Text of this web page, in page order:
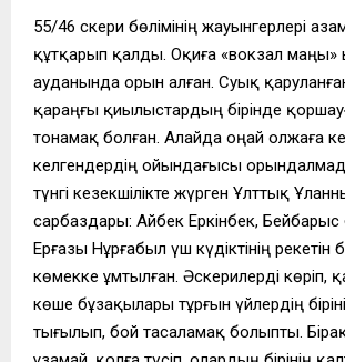
55/46 әскери бөлімінің жауынгерлері
құтқарып қалды. Оқиға «вокзал
ауданында орын алған. Суық қаруланған
қараңғы қиылыстардың бірінде
тонамақ болған. Алайда оңай олжаға
келгендердің ойындағысы
түнгі кезекшілікте жүрген Ұлттық
сарбаздары: Айбек Еркінбек,
Ерғазы Нұрғабыл үш күдіктінің
көмекке ұмтылған. Әскерилерді көріп,
көше бұзақылары тұрғын үйлердің
тығылып, бой тасаламақ болыпты.